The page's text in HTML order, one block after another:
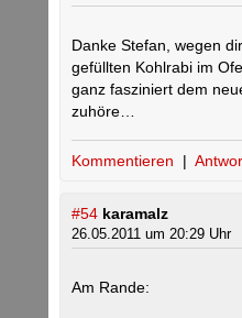
Danke Stefan, wegen
gefüllten Kohlrabi im
ganz fasziniert dem
zuhöre…
Kommentieren |
#54 karamalz
26.05.2011 um 20:29 Uhr
Am Rande: